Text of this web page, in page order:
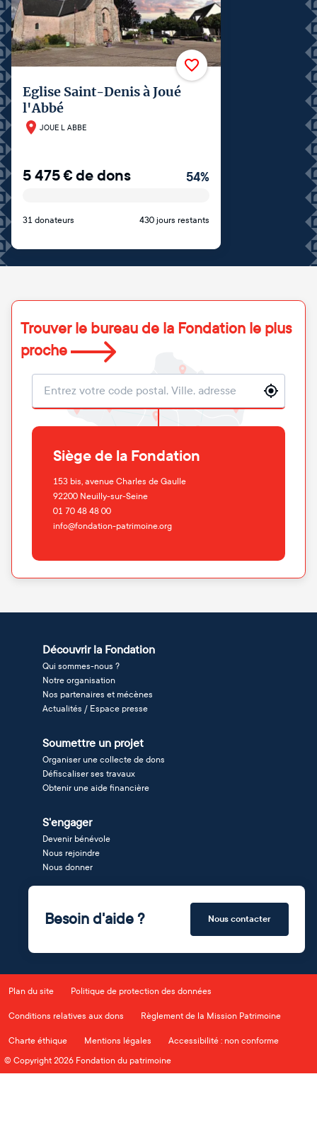
Eglise Saint-Denis à Joué
l'Abbé
JOUE L ABBE
5 475€de dons 54%
31 donateurs 430 jours restants
Trouver le bureau de la Fondation le plus
proche
Localisation
Siège de la Fondation
153 bis, avenue Charles de Gaulle
92200 Neuilly-sur-Seine
01 70 48 48 00
info@fondation-patrimoine.org
Découvrir la Fondation
Qui sommes-nous ?
Notre organisation
Nos partenaires et mécènes
Actualités / Espace presse
Soumettre un projet
Organiser une collecte de dons
Défiscaliser ses travaux
Obtenir une aide financière
S'engager
Devenir bénévole
Nous rejoindre
Nous donner
Besoin d'aide ? Nous contacter
Plan du site Politique de protection des données
Conditions relatives aux dons Règlement de la Mission Patrimoine
Charte éthique Mentions légales
Accessibilité : non conforme
© Copyright 2026 Fondation du patrimoine